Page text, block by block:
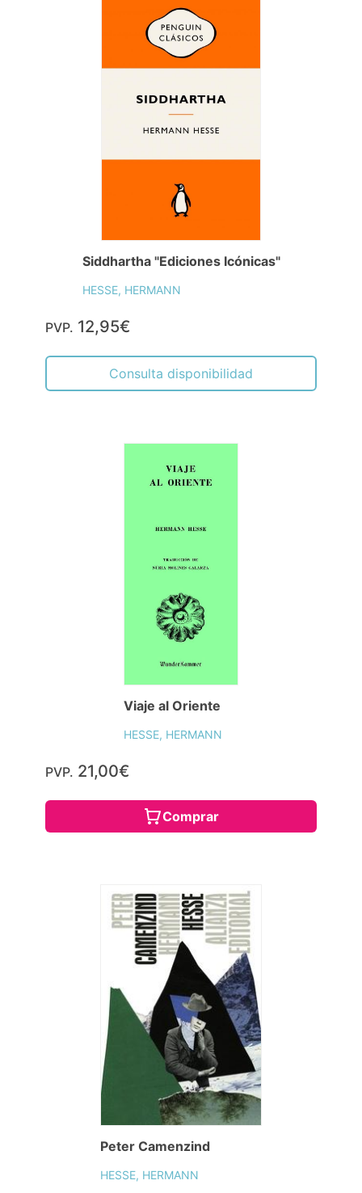
Siddhartha "Ediciones Icónicas"
HESSE, HERMANN
PVP. 12,95€
Consulta disponibilidad
Viaje al Oriente
HESSE, HERMANN
PVP. 21,00€
Comprar
Peter Camenzind
HESSE, HERMANN